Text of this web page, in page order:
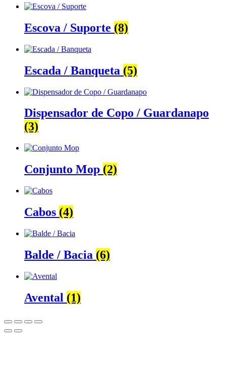
Escova / Suporte (8)
Escada / Banqueta (5)
Dispensador de Copo / Guardanapo
(3)
Conjunto Mop (2)
Cabos (4)
Balde / Bacia (6)
Avental (1)